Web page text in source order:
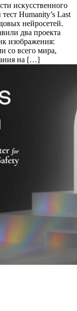
искусственного
Humanity’s Last
нейросетей.
два проекта
изображения:
со всего мира,
на […]